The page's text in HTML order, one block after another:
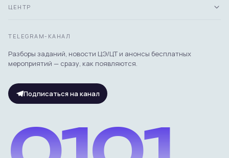
ЦЕНТР
TELEGRAM-КАНАЛ
Разборы заданий, новости ЦЭ/ЦТ и анонсы бесплатных
мероприятий — сразу, как появляются.
Подписаться на канал